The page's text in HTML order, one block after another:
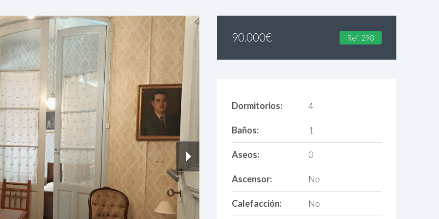
90.000€ Ref. 298
Dormitorios: 4
Baños: 1
Aseos: 0
Ascensor: No
Calefacción: No